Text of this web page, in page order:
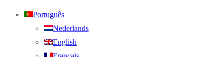
Português
Nederlands
English